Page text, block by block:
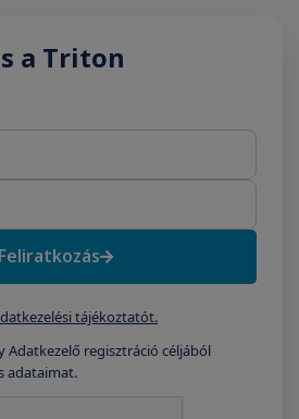
a Triton
Feliratkozás
tájékoztatót.
Adatkezelő regisztráció céljából
adataimat.